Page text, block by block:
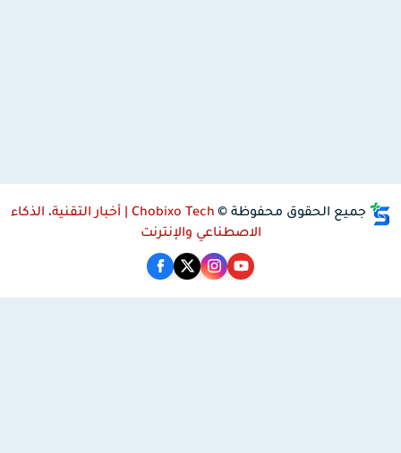
جميع الحقوق محفوظة ©
Chobixo Tech | أخبار التقنية، الذكاء
الاصطناعي والإنترنت